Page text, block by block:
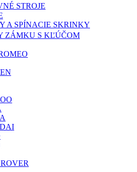
STROJE
A SPÍNACIE SKRINKY
ZÁMKU S KĽÚČOM